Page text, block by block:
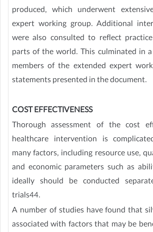
produced, which underwent
expert working group. Additional
were also consulted to reflect
parts of the world. This culminated in
members of the extended expert
statements presented in the document.
COST EFFECTIVENESS
Thorough assessment of the cost
healthcare intervention is
many factors, including resource use,
and economic parameters such as
ideally should be conducted
trials44.
A number of studies have found that
associated with factors that may be